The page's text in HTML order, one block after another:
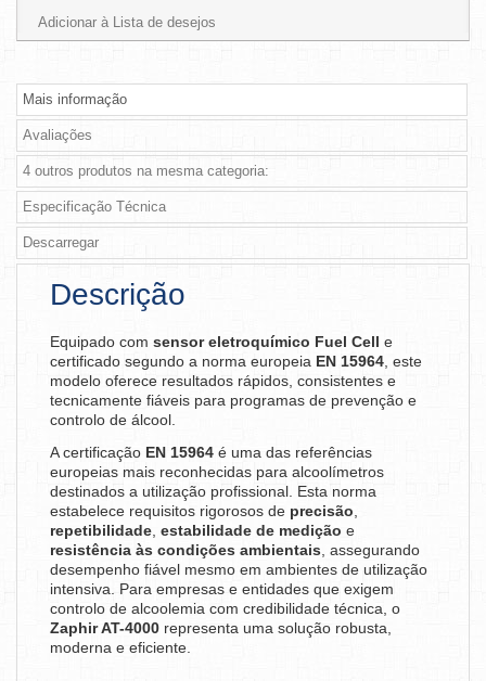
Adicionar à Lista de desejos
Mais informação
Avaliações
4 outros produtos na mesma categoria:
Especificação Técnica
Descarregar
Descrição
Equipado com sensor eletroquímico Fuel Cell e
certificado segundo a norma europeia EN 15964 , este
modelo oferece resultados rápidos, consistentes e
tecnicamente fiáveis para programas de prevenção e
controlo de álcool.
A certificação EN 15964 é uma das referências
europeias mais reconhecidas para alcoolímetros
destinados a utilização profissional. Esta norma
estabelece requisitos rigorosos de precisão
repetibilidade estabilidade de medição e
resistência às condições ambientais , assegurando
desempenho fiável mesmo em ambientes de utilização
intensiva. Para empresas e entidades que exigem
controlo de alcoolemia com credibilidade técnica, o
Zaphir AT-4000 representa uma solução robusta,
moderna e eficiente.